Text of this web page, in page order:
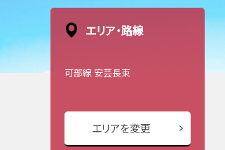
エリア・路線
可部線 安芸長束
エリアを変更